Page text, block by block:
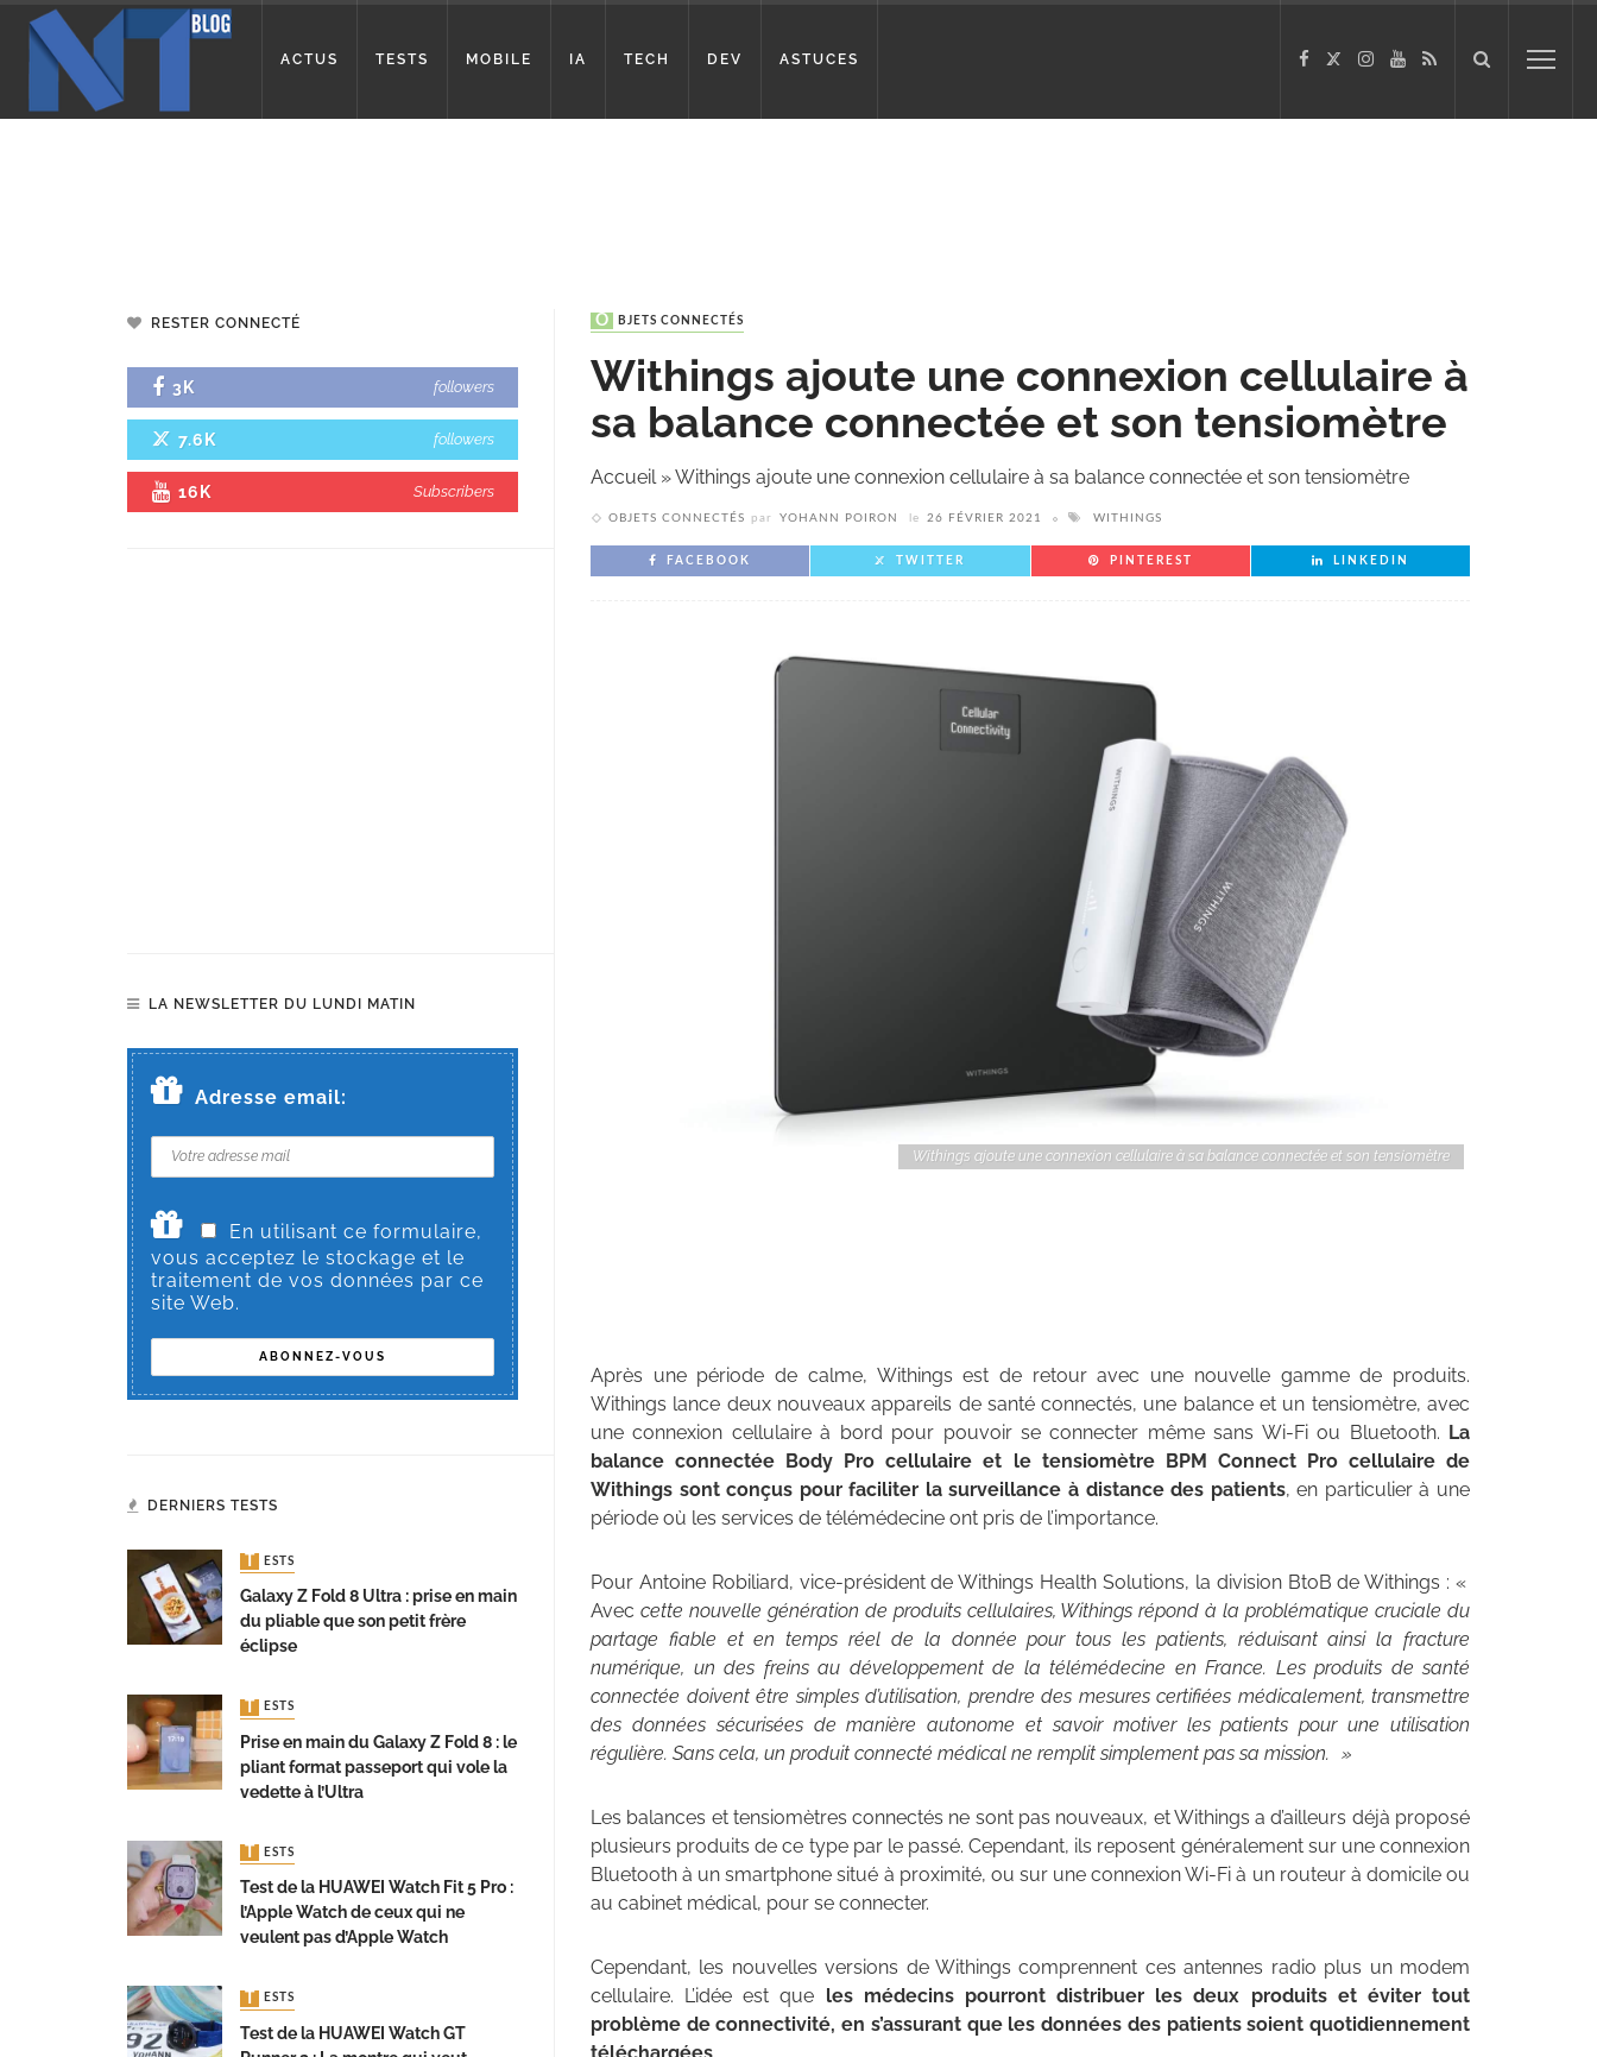
ACTUS TESTS MOBILE IA TECH DEV ASTUCES
OBJETS CONNECTÉS
Withings ajoute une connexion cellulaire à
sa balance connectée et son tensiomètre
Accueil»Withings ajoute une connexion cellulaire à sa balance connectée et son tensiomètre
OBJETS CONNECTÉS par YOHANN POIRON le 26 FÉVRIER 2021 WITHINGS
FACEBOOK TWITTER PINTEREST LINKEDIN
Withings ajoute une connexion cellulaire à sa balance connectée et son tensiomètre
Après une période de calme, Withings est de retour avec une nouvelle gamme de produits.
Withings lance deux nouveaux appareils de santé connectés, une balance et un tensiomètre, avec
une connexion cellulaire à bord pour pouvoir se connecter même sans Wi-Fi ou Bluetooth. La
balance connectée Body Pro cellulaire et le tensiomètre BPM Connect Pro cellulaire de
Withings sont conçus pour faciliter la surveillance à distance des patients, en particulier à une
période où les services de télémédecine ont pris de l’importance.
Pour Antoine Robiliard, vice-président de Withings Health Solutions, la division BtoB de Withings : «
Avec cette nouvelle génération de produits cellulaires, Withings répond à la problématique cruciale du
partage fiable et en temps réel de la donnée pour tous les patients, réduisant ainsi la fracture
numérique, un des freins au développement de la télémédecine en France. Les produits de santé
connectée doivent être simples d’utilisation, prendre des mesures certifiées médicalement, transmettre
des données sécurisées de manière autonome et savoir motiver les patients pour une utilisation
régulière. Sans cela, un produit connecté médical ne remplit simplement pas sa mission. »
Les balances et tensiomètres connectés ne sont pas nouveaux, et Withings a d’ailleurs déjà proposé
plusieurs produits de ce type par le passé. Cependant, ils reposent généralement sur une connexion
Bluetooth à un smartphone situé à proximité, ou sur une connexion Wi-Fi à un routeur à domicile ou
au cabinet médical, pour se connecter.
Cependant, les nouvelles versions de Withings comprennent ces antennes radio plus un modem
cellulaire. L’idée est que les médecins pourront distribuer les deux produits et éviter tout
problème de connectivité, en s’assurant que les données des patients soient quotidiennement
RESTER CONNECTÉ
3K followers
7.6K followers
16K Subscribers
LA NEWSLETTER DU LUNDI MATIN
Adresse email:
En utilisant ce formulaire,
vous acceptez le stockage et le
traitement de vos données par ce
site Web.
DERNIERS TESTS
TESTS
Galaxy Z Fold 8 Ultra : prise en main
du pliable que son petit frère
éclipse
TESTS
Prise en main du Galaxy Z Fold 8 : le
pliant format passeport qui vole la
vedette à l’Ultra
TESTS
Test de la HUAWEI Watch Fit 5 Pro :
l’Apple Watch de ceux qui ne
veulent pas d’Apple Watch
TESTS
Test de la HUAWEI Watch GT